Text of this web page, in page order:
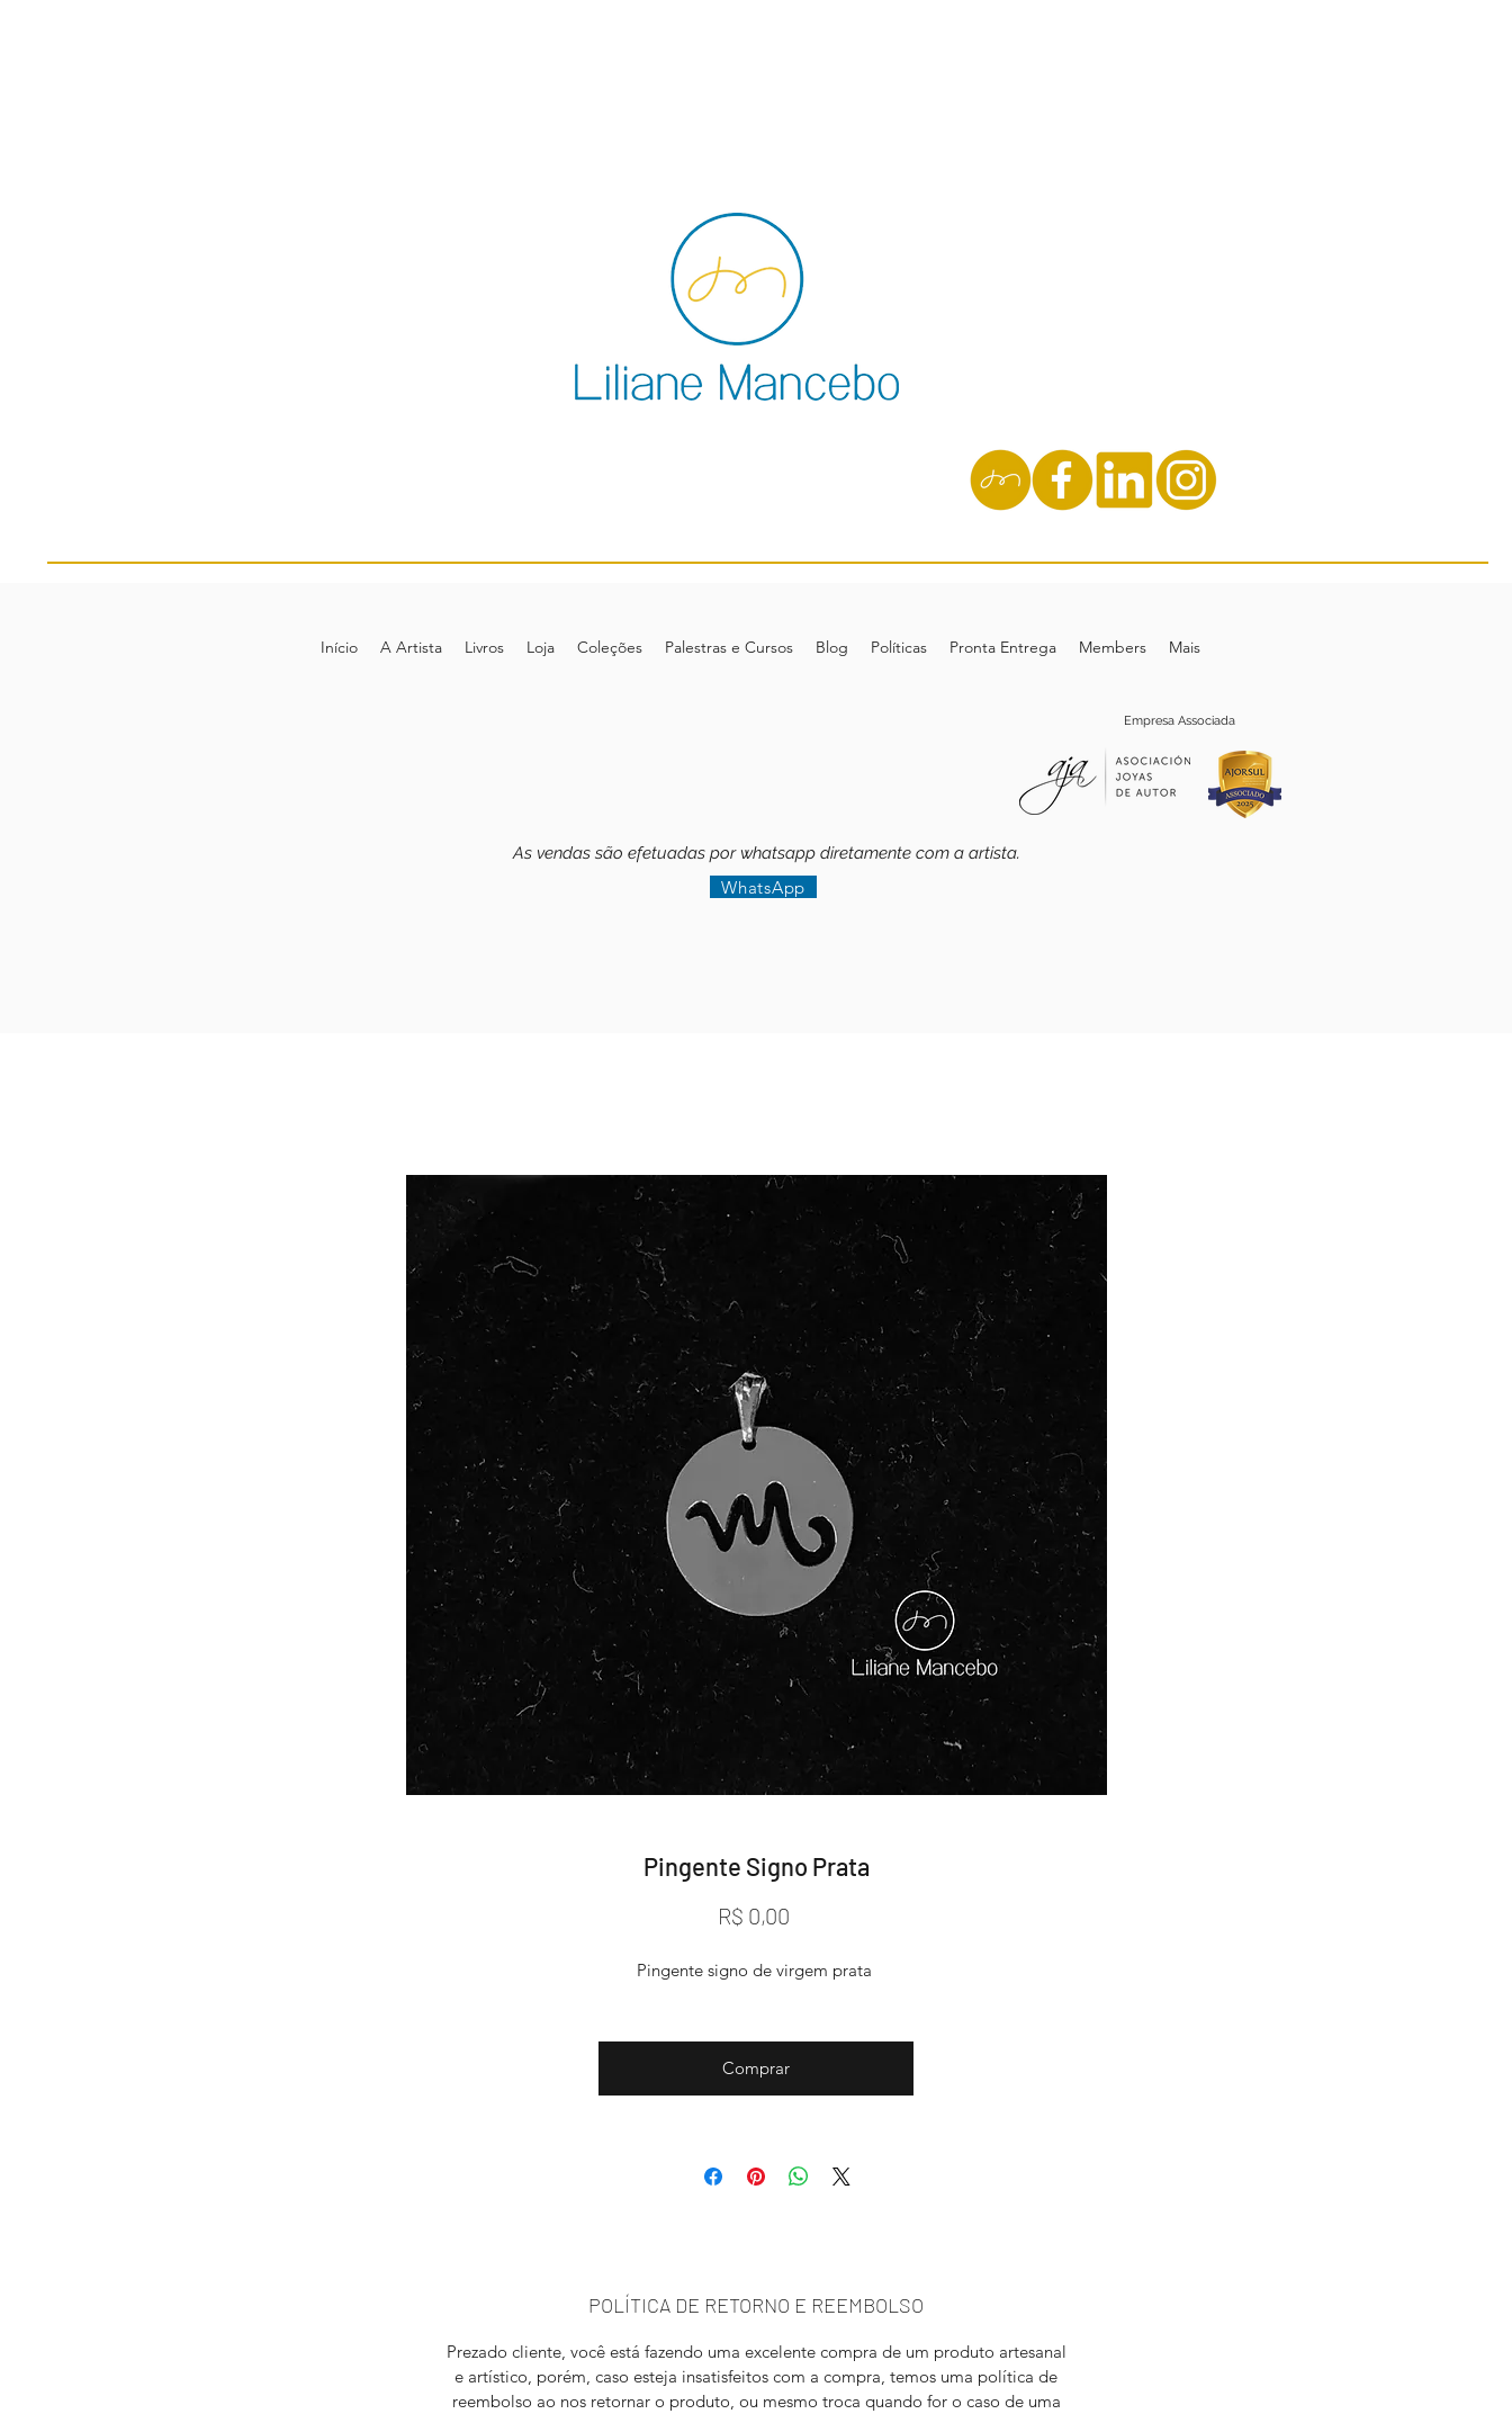
Início A Artista Livros Loja Coleções Palestras e Cursos Blog Políticas Pronta Entrega Members Mais
Empresa Associada
As vendas são efetuadas por whatsapp diretamente com a artista.
WhatsApp
Pingente Signo Prata
R$ 0,00Preço
Pingente signo de virgem prata
Comprar
POLÍTICA DE RETORNO E REEMBOLSO
Prezado cliente, você está fazendo uma excelente compra de um produto artesanal
e artístico, porém, caso esteja insatisfeitos com a compra, temos uma política de
reembolso ao nos retornar o produto, ou mesmo troca quando for o caso de uma